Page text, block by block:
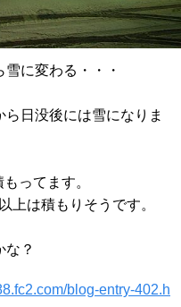
に変わる・・・
日没後には雪になりま
ってます。
上は積もりそうです。
な？
blog-entry-402.h